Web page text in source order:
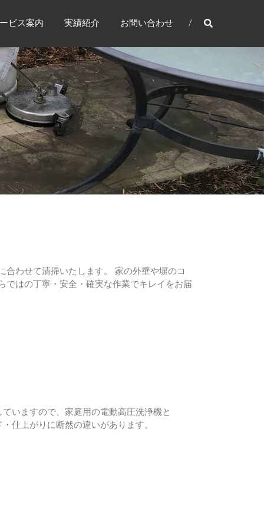
ビス案内 実績紹介 お問い合わせ
わせて清掃いたします。 家の外壁や塀のコ
はの丁寧・安全・確実な作業でキレイをお届
いますので、家庭用の電動高圧洗浄機と
仕上がりに断然の違いがあります。